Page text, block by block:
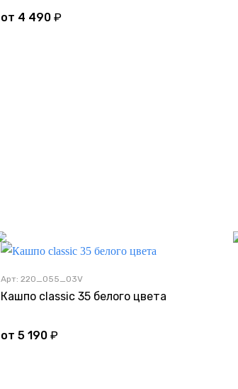
от 4 490 ₽
Арт: 220_055_03V
Кашпо classic 35 белого цвета
от 5 190 ₽